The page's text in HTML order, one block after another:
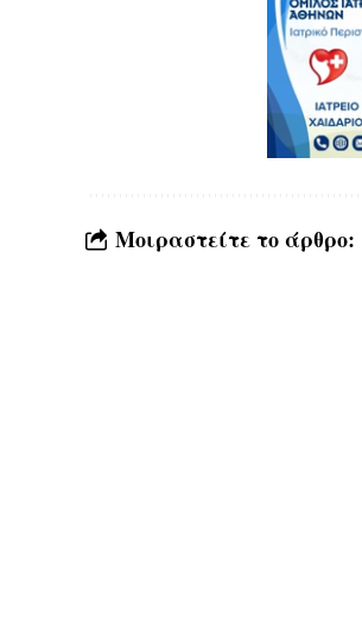
Μοιραστείτε το άρθρο: